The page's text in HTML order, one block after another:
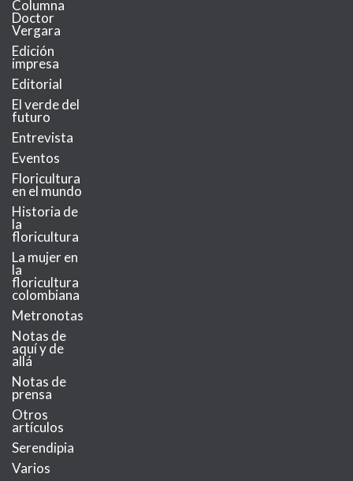
Columna
Doctor
Vergara
Edición
impresa
Editorial
El verde del
futuro
Entrevista
Eventos
Floricultura
en el mundo
Historia de
la
floricultura
La mujer en
la
floricultura
colombiana
Metronotas
Notas de
aquí y de
allá
Notas de
prensa
Otros
artículos
Serendipia
Varios